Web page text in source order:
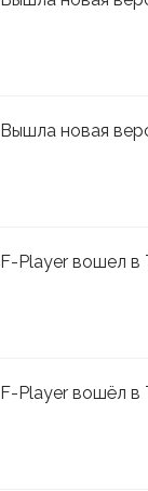
Вышла новая
F-Player вошел в
F-Player вошёл в